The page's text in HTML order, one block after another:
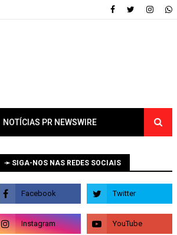
NOTÍCIAS PR NEWSWIRE
➛ SIGA-NOS NAS REDES SOCIAIS